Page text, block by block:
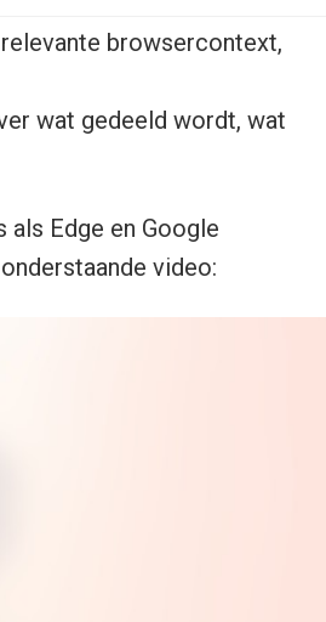
browsercontext,
wat gedeeld wordt, wat
als Edge en Google
video: